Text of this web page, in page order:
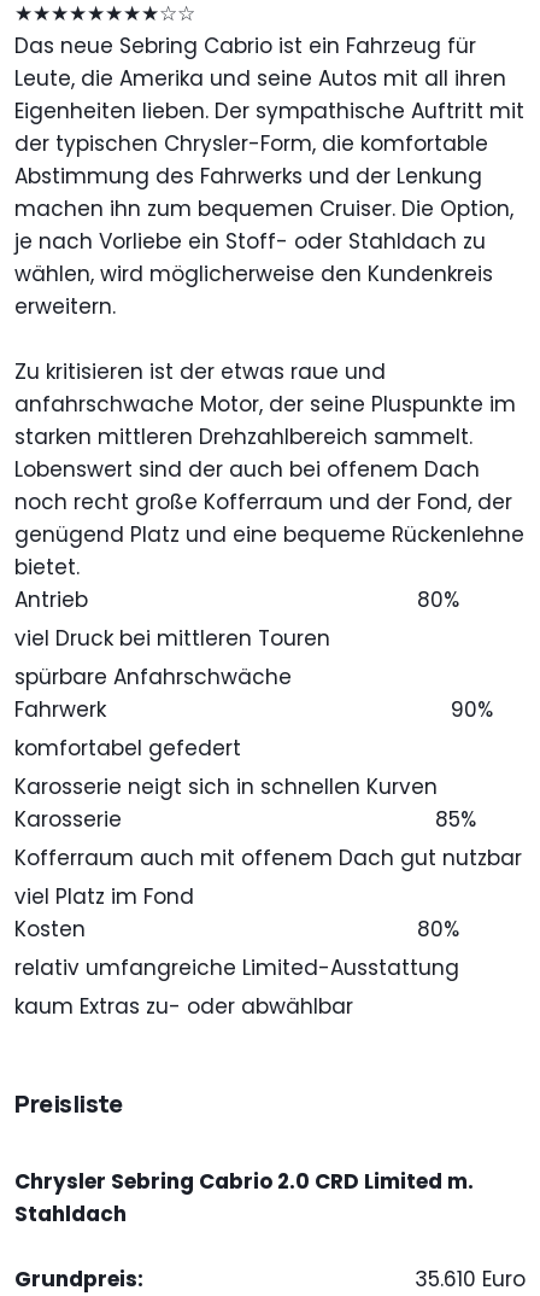
★★★★★★★★☆☆
Das neue Sebring Cabrio ist ein Fahrzeug für
Leute, die Amerika und seine Autos mit all ihren
Eigenheiten lieben. Der sympathische Auftritt mit
der typischen Chrysler-Form, die komfortable
Abstimmung des Fahrwerks und der Lenkung
machen ihn zum bequemen Cruiser. Die Option,
je nach Vorliebe ein Stoff- oder Stahldach zu
wählen, wird möglicherweise den Kundenkreis
erweitern.
Zu kritisieren ist der etwas raue und
anfahrschwache Motor, der seine Pluspunkte im
starken mittleren Drehzahlbereich sammelt.
Lobenswert sind der auch bei offenem Dach
noch recht große Kofferraum und der Fond, der
genügend Platz und eine bequeme Rückenlehne
bietet.
Antrieb
80%
viel Druck bei mittleren Touren
spürbare Anfahrschwäche
Fahrwerk
90%
komfortabel gefedert
Karosserie neigt sich in schnellen Kurven
Karosserie
85%
Kofferraum auch mit offenem Dach gut nutzbar
viel Platz im Fond
Kosten
80%
relativ umfangreiche Limited-Ausstattung
kaum Extras zu- oder abwählbar
Preisliste
Chrysler Sebring Cabrio 2.0 CRD Limited m.
Stahldach
Grundpreis:
35.610 Euro